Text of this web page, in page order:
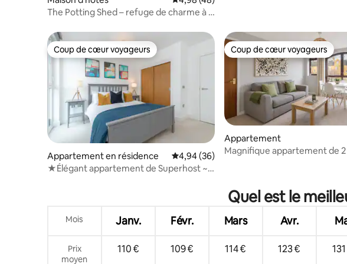
The Potting Shed – refuge de charme à la
Coup de cœur voyageurs
Coup de cœur voyageurs
Appartement en résidence Évaluation moyenne sur la base de 36
4,94 (36)
★Élégant appartement de Superhost ~
Coup de cœur voyageurs
Coup de cœur voyageurs
Appartement
Magnifique appartement de
Quel est le
Mois Janv. Févr. Mars Avr.
Prix
moyen
110 € 109 € 114 € 123 €